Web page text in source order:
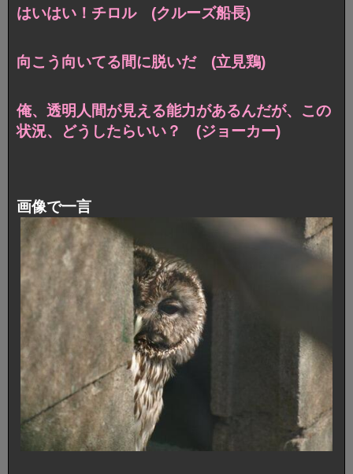
はいはい！チロル (クルーズ船長)
向こう向いてる間に脱いだ (立見鶏)
俺、透明人間が見える能力があるんだが、この
状況、どうしたらいい？ (ジョーカー)
画像で一言